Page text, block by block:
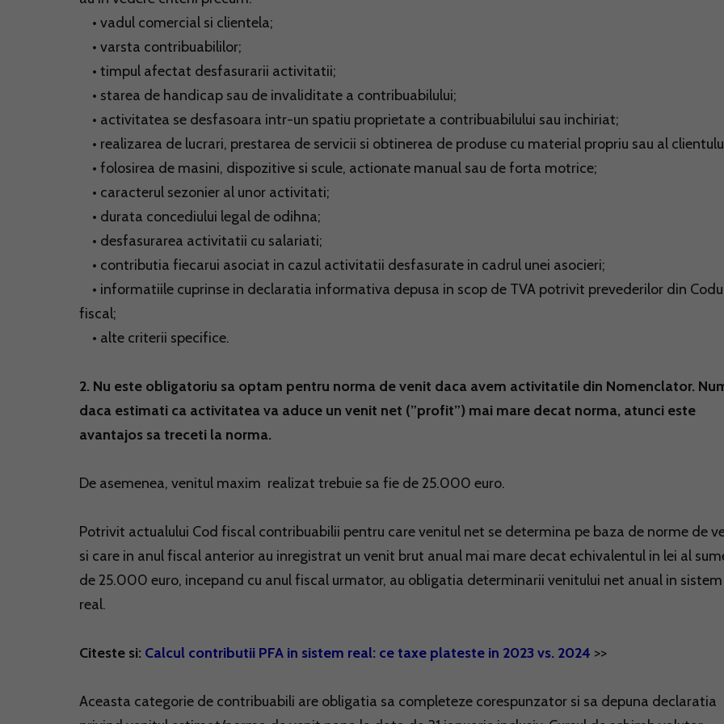
• vadul comercial si clientela;
• varsta contribuabililor;
• timpul afectat desfasurarii activitatii;
• starea de handicap sau de invaliditate a contribuabilului;
• activitatea se desfasoara intr-un spatiu proprietate a contribuabilului sau inchiriat;
• realizarea de lucrari, prestarea de servicii si obtinerea de produse cu material propriu sau al
• folosirea de masini, dispozitive si scule, actionate manual sau de forta motrice;
• caracterul sezonier al unor activitati;
• durata concediului legal de odihna;
• desfasurarea activitatii cu salariati;
• contributia fiecarui asociat in cazul activitatii desfasurate in cadrul unei asocieri;
• informatiile cuprinse in declaratia informativa depusa in scop de TVA potrivit prevederilor din
fiscal;
• alte criterii specifice.
2. Nu este obligatoriu sa optam pentru norma de venit daca avem activitatile din Nomenclator.
daca estimati ca activitatea va aduce un venit net (”profit”) mai mare decat norma, atunci este
avantajos sa treceti la norma.
De asemenea, venitul maxim realizat trebuie sa fie de 25.000 euro.
Potrivit actualului Cod fiscal contribuabilii pentru care venitul net se determina pe baza de norme de
si care in anul fiscal anterior au inregistrat un venit brut anual mai mare decat echivalentul in lei al
de 25.000 euro, incepand cu anul fiscal urmator, au obligatia determinarii venitului net anual in sistem
real.
Citeste si: Calcul contributii PFA in sistem real: ce taxe plateste in 2023 vs. 2024 >>
Aceasta categorie de contribuabili are obligatia sa completeze corespunzator si sa depuna declaratia